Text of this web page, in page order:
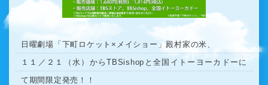
日曜劇場「下町ロケット×メイショー」殿村家の米、
１１／２１（水）からTBSishopと全国イトーヨーカドーに
て期間限定発売！！